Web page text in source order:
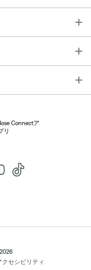
Connectア
リ
クセシビリティ